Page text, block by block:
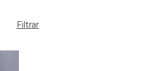
Filtrar